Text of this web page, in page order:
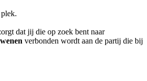
dat jij die op zoek bent naar
verbonden wordt aan de partij die bij